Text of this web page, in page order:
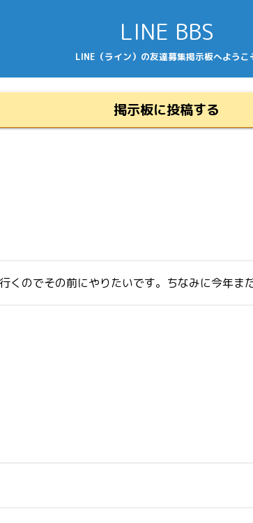
LINE BBS
LINE（ライン）の友達募集掲示板へようこ
掲示板に投稿する
のでその前にやりたいです。ちなみに今年ま